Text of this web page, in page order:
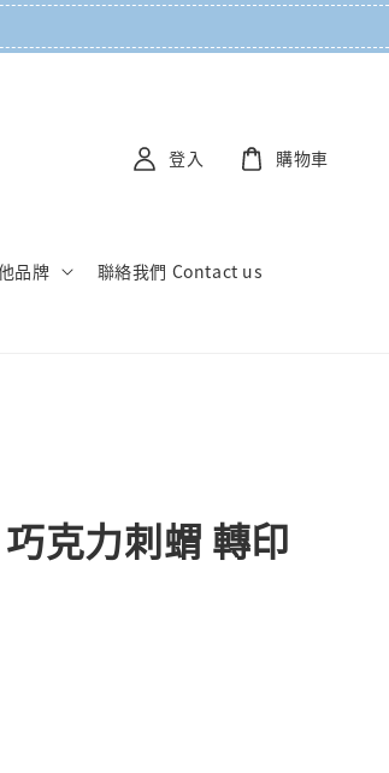
品牌 聯絡我們 Contact us
登入 購物車
克力刺蝟 轉印